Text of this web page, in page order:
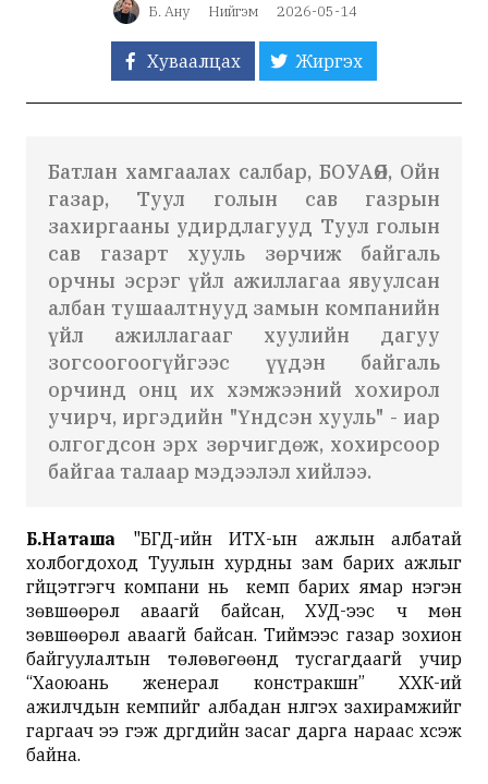
Б. Ану Нийгэм 2026-05-14
Хуваалцах Жиргэх
Батлан хамгаалах салбар, БОУАӨЯ, Ойн
газар, Туул голын сав газрын
захиргааны удирдлагууд Туул голын
сав газарт хууль зөрчиж байгаль
орчны эсрэг үйл ажиллагаа явуулсан
албан тушаалтнууд замын компанийн
үйл ажиллагааг хуулийн дагуу
зогсоогоогүйгээс үүдэн байгаль
орчинд онц их хэмжээний хохирол
учирч, иргэдийн "Үндсэн хууль" - иар
олгогдсон эрх зөрчигдөж, хохирсоор
байгаа талаар мэдээлэл хийлээ.
Б.Наташа "БГД-ийн ИТХ-ын ажлын албатай
холбогдоход Туулын хурдны зам барих ажлыг
гүйцэтгэгч компани нь кемп барих ямар нэгэн
зөвшөөрөл аваагүй байсан, ХУД-ээс ч мөн
зөвшөөрөл аваагүй байсан. Тиймээс газар зохион
байгуулалтын төлөвөгөөнд тусгагдаагүй учир
“Хаоюань женерал констракшн” ХХК-ий
ажилчдын кемпийг албадан нүүлгэх захирамжийг
гаргаач ээ гэж дүүргүүдийн засаг дарга нараас хүсэж
байна.